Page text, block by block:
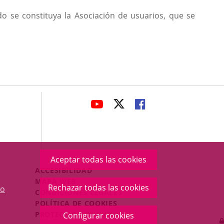
Aceptar todas las cookies
Rechazar todas las cookies
Configurar cookies
se constituya la Asociación de usuarios, que se
ENLACE
APLICACIÓN
EXTERNA.
ENLACE
APLICACIÓN
EXTERNA.
ENLACE
APLICACIÓN
EXTERNA.
Menú
Legal
Footer
ACCESIBILIDAD
MAPA WEB
CONDICIONES LEGALES
POLÍTICA DE COOKIES
PROTECCIÓN DE DATOS